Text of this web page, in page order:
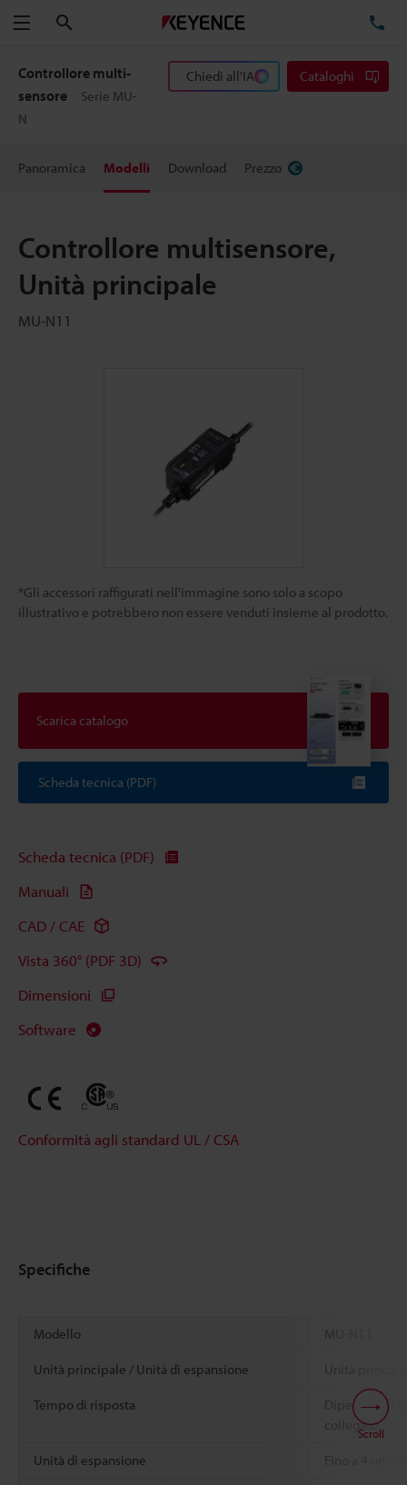
Menu
Controllore multi-
sensore
Serie MU-
N
Chiedi all'IA Cataloghi
Panoramica Modelli Download Prezzo
Controllore multisensore,
Unità principale
MU-N11
*Gli accessori raffigurati nell'immagine sono solo a scopo
illustrativo e potrebbero non essere venduti insieme al prodotto.
Scarica catalogo
Scheda tecnica (PDF)
Scheda tecnica (PDF)
Manuali
CAD / CAE
Vista 360° (PDF 3D)
Dimensioni
Software
Conformità agli standard UL / CSA
Specifiche
Modello MU-N11
Unità principale / Unità di espansione Unità
Tempo di risposta
Dipende dal
collegato*1
Unità di espansione Fino a 4 unità
Scroll